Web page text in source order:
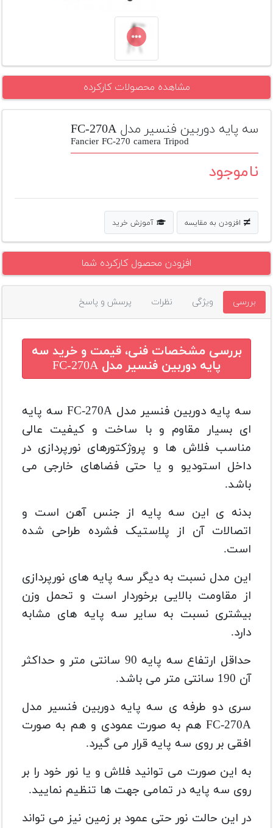
افزودن
دست
دوم
قیمت
دوربین
مشاهده محصولات کارکرده
سه پایه دوربین فنسیر مدل FC-270A
Fancier FC-270 camera Tripod
ناموجود
افزودن به مقایسه آموزش خرید
افزودن محصول کارکرده شما
بررسی ویژگی نظرات پرسش و پاسخ
بررسی مشخصات فنی، قیمت و خریدسه
پایه دوربین فنسیر مدل FC-270A
سه پایه دوربین فنسیر مدل FC-270A سه پایه
ای بسیار مقاوم و با ساخت و کیفیت عالی
مناسب فلاش ها و پروژکتورهای نورپردازی در
داخل استودیو و یا حتی فضاهای خارجی می
باشد.
بدنه ی این سه پایه از جنس آهن است و
اتصالات آن از پلاستیک فشرده طراحی شده
است.
این مدل نسبت به دیگر سه پایه های نورپردازی
از مقاومت بالایی برخوردار است و تحمل وزن
بیشتری نسبت به سایر سه پایه های مشابه
دارد.
حداقل ارتفاع سه پایه 90 سانتی متر و حداکثر
آن 190 سانتی متر می باشد.
سری دو طرفه ی سه پایه دوربین فنسیر مدل
FC-270A هم به صورت عمودی و هم به صورت
افقی بر روی سه پایه قرار می گیرد.
به این صورت می توانید فلاش و یا نور خود را بر
روی سه پایه در تمامی جهت ها تنظیم نمایید.
در این حالت نور حتی عمود بر زمین نیز می تواند